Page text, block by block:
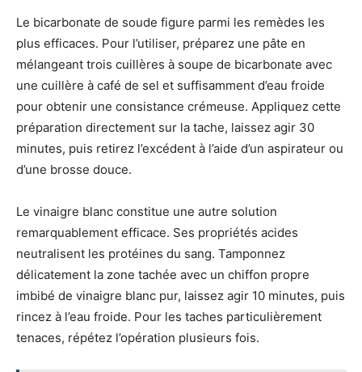
Le bicarbonate de soude figure parmi les remèdes les
plus efficaces. Pour l’utiliser, préparez une pâte en
mélangeant trois cuillères à soupe de bicarbonate avec
une cuillère à café de sel et suffisamment d’eau froide
pour obtenir une consistance crémeuse. Appliquez cette
préparation directement sur la tache, laissez agir 30
minutes, puis retirez l’excédent à l’aide d’un aspirateur ou
d’une brosse douce.
Le vinaigre blanc constitue une autre solution
remarquablement efficace. Ses propriétés acides
neutralisent les protéines du sang. Tamponnez
délicatement la zone tachée avec un chiffon propre
imbibé de vinaigre blanc pur, laissez agir 10 minutes, puis
rincez à l’eau froide. Pour les taches particulièrement
tenaces, répétez l’opération plusieurs fois.